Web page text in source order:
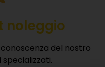
noleggio
del nostro